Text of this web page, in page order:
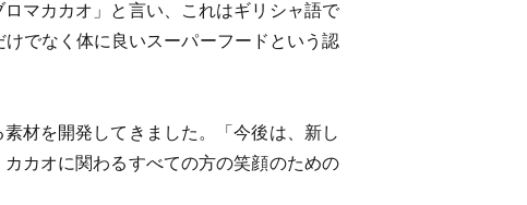
マカカオ」と言い、これはギリシャ語で
でなく体に良いスーパーフードという認
材を開発してきました。「今後は、新し
カオに関わるすべての方の笑顔のための